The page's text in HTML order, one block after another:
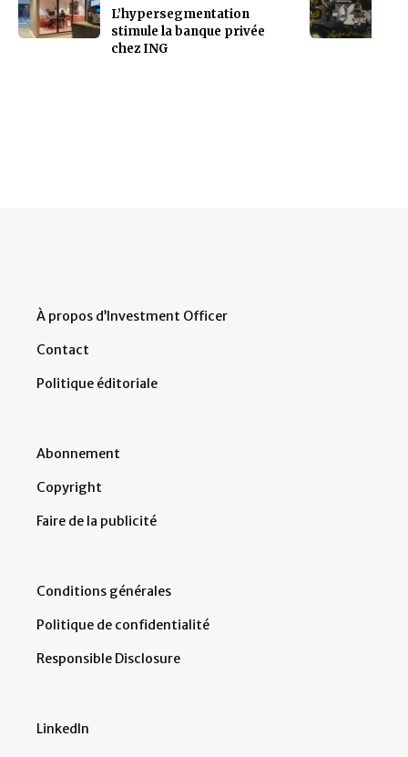
L’hypersegmentation
stimule la banque privée
chez ING
À propos d’Investment Officer
Contact
Politique éditoriale
Abonnement
Copyright
Faire de la publicité
Conditions générales
Politique de confidentialité
Responsible Disclosure
LinkedIn